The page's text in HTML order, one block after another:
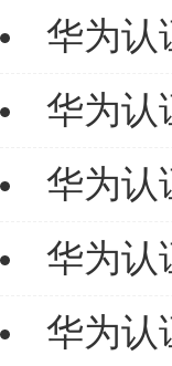
华为认
华为认
华为认
华为认
华为认